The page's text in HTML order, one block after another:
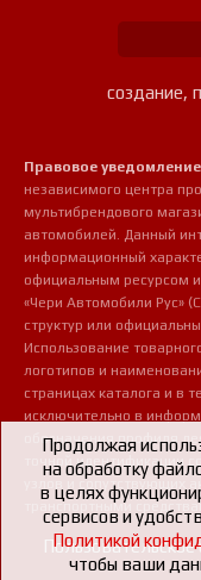
создание,
Правовое
независимого центра
мультибрендового
автомобилей. Данный
информационный
официальным ресурсом
«Чери Автомобили Рус»
структур или
Использование
логотипов и
страницах каталога и в
исключительно в
обозначения профиля
точной идентификации
узлов и сопутствующих
транспортными
Продолжая
на обработку
в целях
сервисов и
Политикой
чтобы ваши